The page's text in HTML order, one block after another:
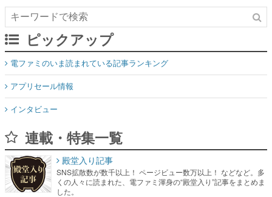
ピックアップ
電ファミのいま読まれている記事ランキング
アプリセール情報
インタビュー
連載・特集一覧
殿堂入り記事
SNS拡散数が数千以上！ ページビュー数万以上！ などなど。多
くの人々に読まれた、電ファミ渾身の“殿堂入り”記事をまとめま
した。